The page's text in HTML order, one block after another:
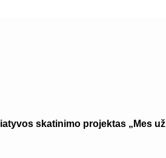
skatinimo projektas „Mes už